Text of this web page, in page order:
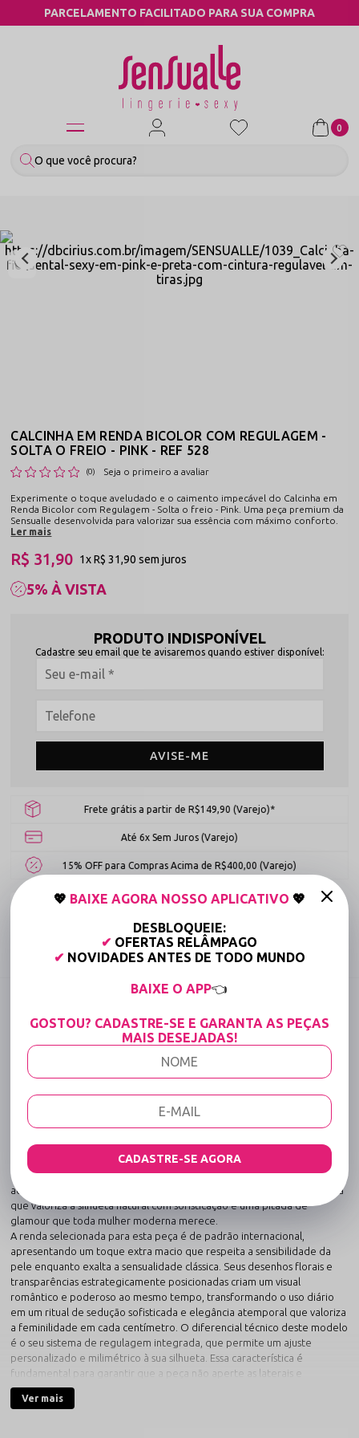
FACILITADO PARA SUA COMPRA
0
CALCINHA EM RENDA BICOLOR COM REGULAGEM -
SOLTA O FREIO - PINK - REF 528
(0) Seja o primeiro a avaliar
Experimente o toque aveludado e o caimento impecável do Calcinha em
Renda Bicolor com Regulagem - Solta o freio - Pink. Uma peça premium da
Sensualle desenvolvida para valorizar sua essência com máximo conforto.
Ler mais
5% À VISTA
R$ 31,90 1xR$ 31,90sem juros
PRODUTO INDISPONÍVEL
Cadastre seu email que te avisaremos quando estiver disponível:
AVISE-ME
Frete grátis a partir de R$149,90 (Varejo)*
Até 6x Sem Juros (Varejo)
15% OFF para Compras Acima de R$400,00 (Varejo)
Tabela de medidas
Compartilhe:
DESCRIÇÃO COMPLETA
Código identificador (SKU):528
Calcinha em Renda Bicolor com Regulagem -
Solta o freio - Pink
Sinta o toque de exclusividade e o requinte que a Calcinha em Renda
Bicolor com Regulagem - Solta o freio - Pink proporciona ao seu dia a
dia. Fabricada com materiais de alta tecnologia têxtil, esta lingerie
oferece uma respirabilidade superior e uma durabilidade excepcional,
mantendo-se como nova mesmo após sucessivas lavagens. A Sensualle
entende que a beleza começa no conforto, e por isso investimos em
acabamentos delicados que evitam irritações, resultando em uma peça
que valoriza a silhueta natural com sofisticação e uma pitada de
glamour que toda mulher moderna merece.
A renda selecionada para esta peça é de padrão internacional,
apresentando um toque extra macio que respeita a sensibilidade da
pele enquanto exalta a sensualidade clássica. Seus desenhos florais e
transparências estrategicamente posicionadas criam um visual
romântico e poderoso ao mesmo tempo, transformando o uso diário
em um ritual de sedução sofisticada e elegância atemporal que valoriza
a feminilidade em cada centímetro. O diferencial técnico deste modelo
é o seu sistema de regulagem integrada, que permite um ajuste
personalizado e milimétrico à sua silhueta. Essa característica é
fundamental para garantir que a peça não aperte as laterais e
permaneça no lugar exato, oferecendo um conforto customizado que
respeita a individualidade de cada biotipo e evita marcas indesejada.
Ver mais
💖 BAIXE AGORA NOSSO APLICATIVO 💖
DESBLOQUEIE:
✔ OFERTAS RELÂMPAGO
✔ NOVIDADES ANTES DE TODO MUNDO
BAIXE O APP👈
GOSTOU? CADASTRE-SE E GARANTA AS PEÇAS
MAIS DESEJADAS!
CADASTRE-SE AGORA